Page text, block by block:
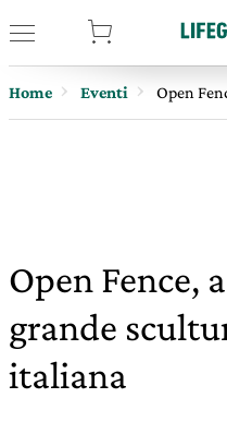
Home Eventi Open
Open Fence,
grande
italiana